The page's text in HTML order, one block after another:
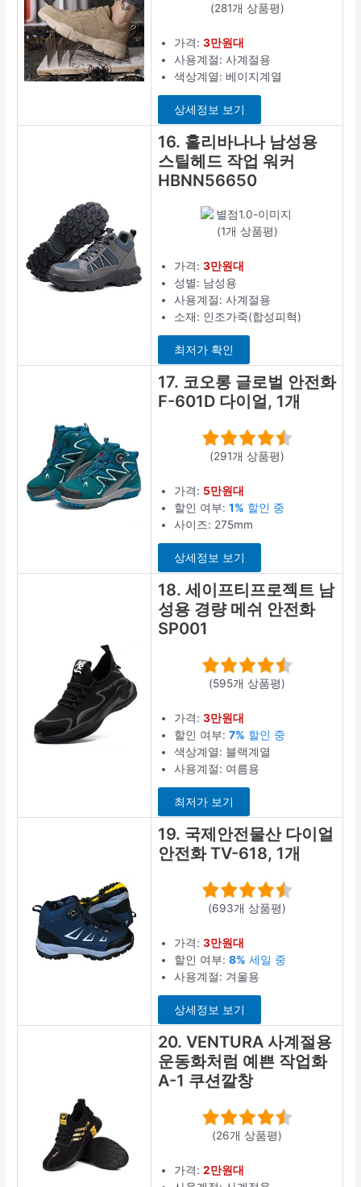
(281개 상품평)
가격:3만원대
사용계절: 사계절용
색상계열: 베이지계열
상세정보 보기
16. 홀리바나나 남성용
스틸헤드 작업 워커
HBNN56650
(1개 상품평)
가격:3만원대
성별: 남성용
사용계절: 사계절용
소재: 인조가죽(합성피혁)
최저가 확인
17. 코오롱 글로벌 안전화
F-601D 다이얼, 1개
(291개 상품평)
가격: 5만원대
할인 여부:1% 할인 중
사이즈: 275mm
상세정보 보기
18. 세이프티프로젝트 남
성용 경량 메쉬 안전화
SP001
(595개 상품평)
가격:3만원대
할인 여부:7% 할인 중
색상계열: 블랙계열
사용계절: 여름용
최저가 보기
19. 국제안전물산 다이얼
안전화 TV-618, 1개
(693개 상품평)
가격:3만원대
할인 여부:8% 세일 중
사용계절: 겨울용
상세정보 보기
20. VENTURA 사계절용
운동화처럼 예쁜 작업화
A-1 쿠션깔창
(26개 상품평)
가격:2만원대